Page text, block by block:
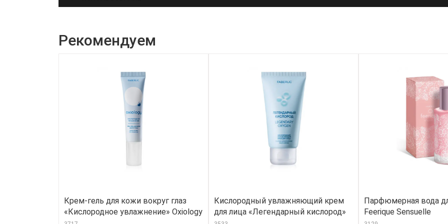
Рекомендуем
Крем-гель для кожи вокруг глаз
«Кислородное увлажнение» Oxiology
Кислородный увлажняющий крем
для лица «Легендарный кислород»
Парфюмерная вода
Feerique Sensuelle